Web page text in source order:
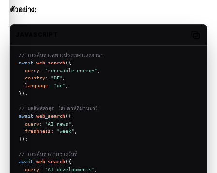
ตัวอย่าง:
// การค้นหาเฉพาะประเทศและภาษา
await web_search({
query: "renewable energy"
country: "DE"
language: "de"
});
// ผลลัพธ์ล่าสุด (สัปดาห์ที่ผ่านมา)
await web_search({
query: "AI news"
freshness : "week"
});
// การค้นหาตามช่วงวันที่
await web_search({
query: "AI developments"